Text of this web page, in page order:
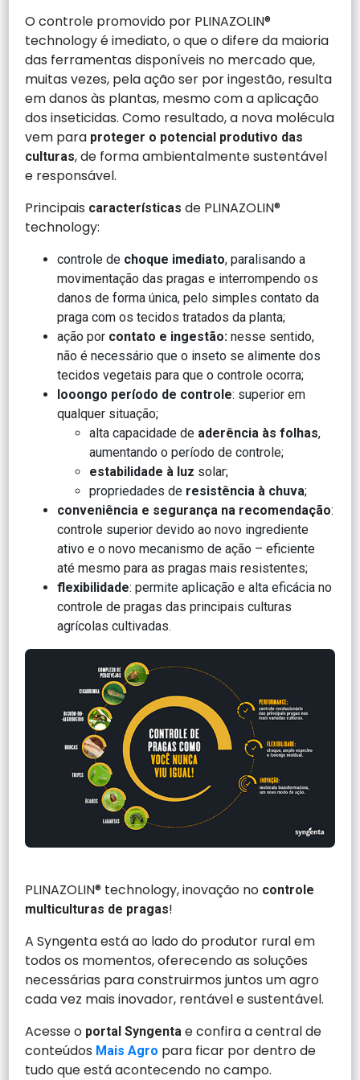
O controle promovido por PLINAZOLIN®
technology é imediato, o que o difere da maioria
das ferramentas disponíveis no mercado que,
muitas vezes, pela ação ser por ingestão, resulta
em danos às plantas, mesmo com a aplicação
dos inseticidas. Como resultado, a nova molécula
vem para proteger o potencial produtivo das
culturas, de forma ambientalmente sustentável
e responsável.
Principais característicasde PLINAZOLIN®
technology:
controle de choque imediato, paralisando a
movimentação das pragas e interrompendo os
danos de forma única, pelo simples contato da
praga com os tecidos tratados da planta;
ação por contato e ingestão:nesse sentido,
não é necessário que o inseto se alimente dos
tecidos vegetais para que o controle ocorra;
looongo período de controle: superior em
qualquer situação;
alta capacidade de aderência às folhas,
aumentando o período de controle;
estabilidade à luz solar;
propriedades de resistência à chuva;
conveniência e segurança na recomendação:
controle superior devido ao novo ingrediente
ativo e o novo mecanismo de ação – eficiente
até mesmo para as pragas mais resistentes;
flexibilidade: permite aplicação e alta eficácia no
controle de pragas das principais culturas
agrícolas cultivadas.
PLINAZOLIN® technology, inovação no controle
multiculturas de pragas!
A Syngenta está ao lado do produtor rural em
todos os momentos, oferecendo as soluções
necessárias para construirmos juntos um agro
cada vez mais inovador, rentável e sustentável.
Acesse o portal Syngentae confira a central de
conteúdos Mais Agro para ficar por dentro de
tudo que está acontecendo no campo.